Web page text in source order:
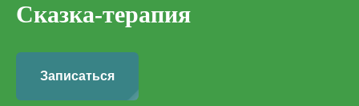
Сказка-терапия
Записаться